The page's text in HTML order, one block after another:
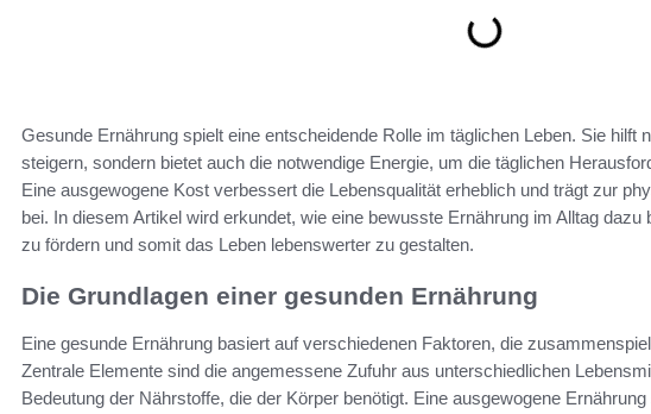
Gesunde Ernährung spielt eine entscheidende Rolle im täglichen Leben. Sie hilft
steigern, sondern bietet auch die notwendige Energie, um die täglichen
Eine ausgewogene Kost verbessert die Lebensqualität erheblich und trägt zur
bei. In diesem Artikel wird erkundet, wie eine bewusste Ernährung im Alltag dazu
zu fördern und somit das Leben lebenswerter zu gestalten.
Die Grundlagen einer gesunden Ernährung
Eine gesunde Ernährung basiert auf verschiedenen Faktoren, die
Zentrale Elemente sind die angemessene Zufuhr aus unterschiedlichen
Bedeutung der Nährstoffe, die der Körper benötigt. Eine ausgewogene